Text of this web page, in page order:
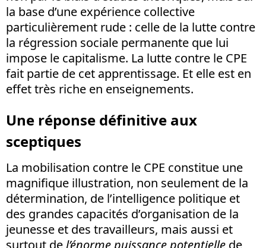
la base d’une expérience collective
particulièrement rude : celle de la lutte contre
la régression sociale permanente que lui
impose le capitalisme. La lutte contre le CPE
fait partie de cet apprentissage. Et elle est en
effet très riche en enseignements.
Une réponse définitive aux
sceptiques
La mobilisation contre le CPE constitue une
magnifique illustration, non seulement de la
détermination, de l’intelligence politique et
des grandes capacités d’organisation de la
jeunesse et des travailleurs, mais aussi et
surtout del’énorme puissance potentielle de